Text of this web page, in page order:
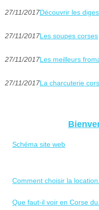
27/11/2017Découvrir les
27/11/2017Les soupes corses
27/11/2017Les meilleurs
27/11/2017La charcuterie
Schéma site web
Comment choisir la
Que faut-il voir en Corse